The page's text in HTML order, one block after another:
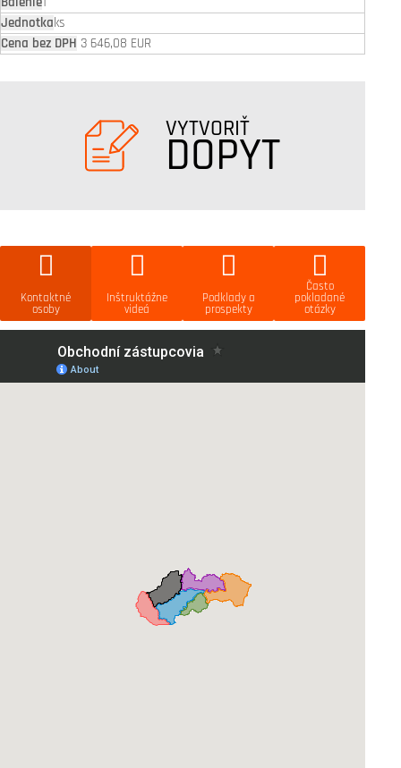
ks
3 646,08 EUR
VYTVORIŤ
DOPYT
Kontaktné
osoby
Inštruktážne
videá
Podklady a
prospekty
Často
pokladané
otázky